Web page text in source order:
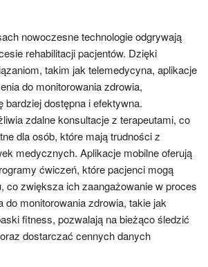
nowoczesne technologie odgrywają
rehabilitacji pacjentów. Dzięki
takim jak telemedycyna, aplikacje
do monitorowania zdrowia,
bardziej dostępna i efektywna.
zdalne konsultacje z terapeutami, co
dla osób, które mają trudności z
medycznych. Aplikacje mobilne oferują
ćwiczeń, które pacjenci mogą
co zwiększa ich zaangażowanie w proces
do monitorowania zdrowia, takie jak
fitness, pozwalają na bieżąco śledzić
dostarczać cennych danych